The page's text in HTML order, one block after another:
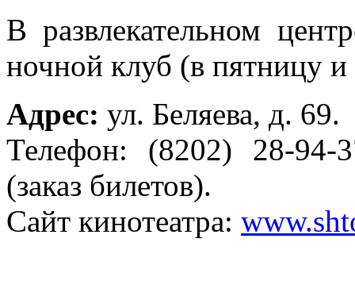
В развлекательном
ночной клуб (в пятницу и
Адрес: ул. Беляева, д. 69.
Телефон: (8202) 28-94-
(заказ билетов).
Сайт кинотеатра: